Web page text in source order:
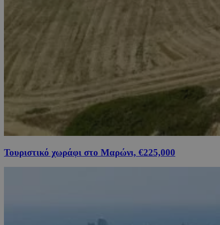
Τουριστικό χωράφι στο Μαρώνι, €225,000